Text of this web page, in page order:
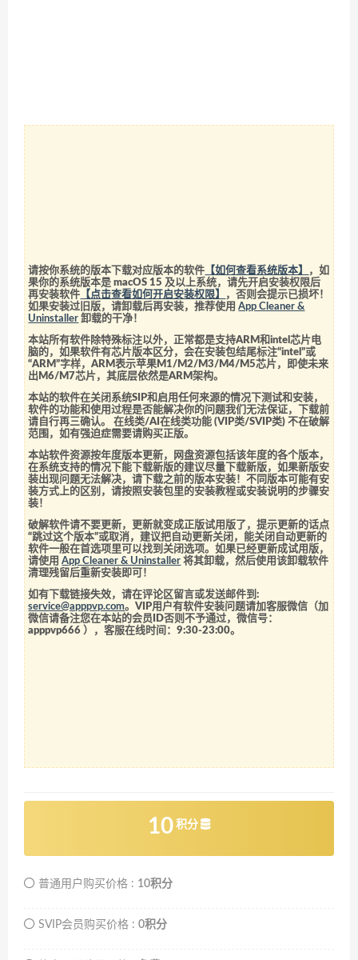
请按你系统的版本下载对应版本的软件 【如何查看系统版本】
，如
果你的系统版本是 macOS 15 及以上系统，请先开启安装权限后
再安装软件 【点击查看如何开启安装权限】
，否则会提示已损坏！
如果安装过旧版，请卸载后再安装，推荐使用App Cleaner &
Uninstaller 卸载的干净！
本站所有软件除特殊标注以外，正常都是支持ARM和intel芯片电
脑的，如果软件有芯片版本区分，会在安装包结尾标注“intel”或
“ARM”字样，ARM表示苹果M1/M2/M3/M4/M5芯片，即使未来
出M6/M7芯片，其底层依然是ARM架构。
本站的软件在关闭系统SIP和启用任何来源的情况下测试和安装，
软件的功能和使用过程是否能解决你的问题我们无法保证，下载前
请自行再三确认。 在线类/AI在线类功能 (VIP类/SVIP类) 不在破解
范围，如有强迫症需要请购买正版。
本站软件资源按年度版本更新，网盘资源包括该年度的各个版本，
在系统支持的情况下能下载新版的建议尽量下载新版，如果新版安
装出现问题无法解决，请下载之前的版本安装！不同版本可能有安
装方式上的区别，请按照安装包里的安装教程或安装说明的步骤安
装！
破解软件请不要更新，更新就变成正版试用版了，提示更新的话点
“跳过这个版本”或取消，建议把自动更新关闭，能关闭自动更新的
软件一般在首选项里可以找到关闭选项。如果已经更新成试用版，
请使用App Cleaner & Uninstaller 将其卸载，然后使用该卸载软件
清理残留后重新安装即可！
如有下载链接失效，请在评论区留言或发送邮件到:
service@apppvp.com。VIP用户有软件安装问题请加客服微信（加
微信请备注您在本站的会员ID否则不予通过，微信号：
apppvp666 ），客服在线时间：9:30-23:00。
10 积分
普通用户购买价格 : 10积分
SVIP会员购买价格 : 0积分